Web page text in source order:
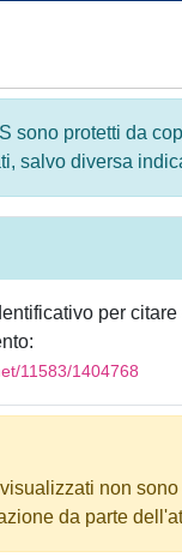
sono protetti da
salvo diversa
per
11583/1404768
non sono
da parte